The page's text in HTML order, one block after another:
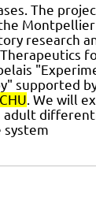
The
research
supported
CHU. We will
system